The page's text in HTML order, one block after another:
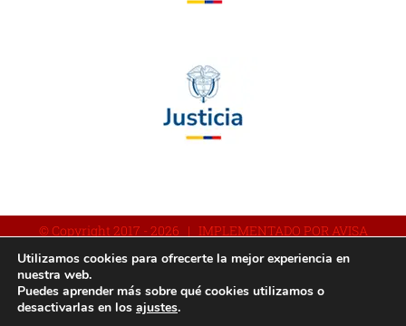
© Copyright 2017 - 2026 | IMPLEMENTADO POR AVISA
FacebookYouTubeInstagram
Utilizamos cookies para ofrecerte la mejor experiencia en
nuestra web.
Puedes aprender más sobre qué cookies utilizamos o
desactivarlas en los ajustes.